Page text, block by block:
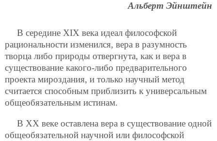
Альберт Эйнштейн
В середине XIX века идеал философской
рациональности изменился, вера в разумность
творца либо природы отвергнута, как и вера в
существование какого-либо предварительного
проекта мироздания, и только научный метод
считается способным приблизить к универсальным
общеобязательным истинам.
В ХХ веке оставлена вера в существование одной
общеобязательной научной или философской